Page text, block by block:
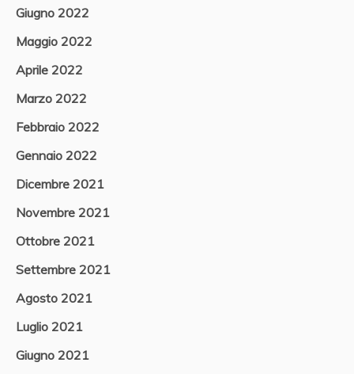
Giugno 2022
Maggio 2022
Aprile 2022
Marzo 2022
Febbraio 2022
Gennaio 2022
Dicembre 2021
Novembre 2021
Ottobre 2021
Settembre 2021
Agosto 2021
Luglio 2021
Giugno 2021